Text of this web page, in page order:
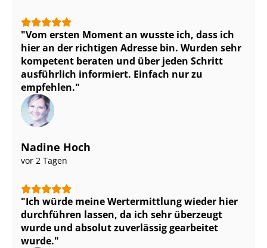
Vom ersten Moment an wusste ich, dass ich
hier an der richtigen Adresse bin. Wurden sehr
kompetent beraten und über jeden Schritt
ausführlich informiert. Einfach nur zu
empfehlen.
Nadine Hoch
vor 2 Tagen
Ich würde meine Wertermittlung wieder hier
durchführen lassen, da ich sehr überzeugt
wurde und absolut zuverlässig gearbeitet
wurde.